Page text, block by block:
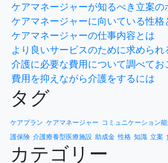
ケアマネージャーが知るべき立案の
ケアマネージャーに向いている性格
ケアマネージャーの仕事内容とは
より良いサービスのために求められ
介護に必要な費用について調べてお
費用を抑えながら介護をするには
タグ
ケアプラン ケアマネージャー コミュニケーション
護保険 介護療養型医療施設 助成金 性格 知識 立案
カテゴリー